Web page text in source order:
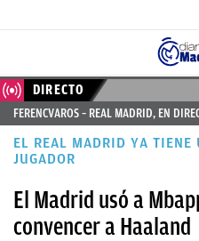
ÚLTIMAS
NOTICIAS
REAL
MADRID
BALONCESTO
DIRECTO
FERENCVAROS – REAL MADRID, EN
EL REAL MADRID YA TIENE
JUGADOR
El Madrid usó a
convencer a Haaland